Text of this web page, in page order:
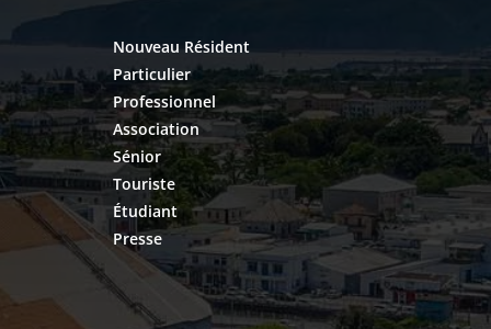
Nouveau Résident
Particulier
Professionnel
Association
Sénior
Touriste
Étudiant
Presse